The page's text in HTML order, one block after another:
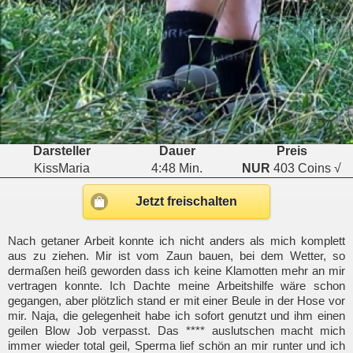
Darsteller Dauer
Preis
KissMaria
4:48 Min. NUR 403 Coins √
Jetzt freischalten
Nach getaner Arbeit konnte ich nicht anders als mich komplett
aus zu ziehen. Mir ist vom Zaun bauen, bei dem Wetter, so
dermaßen heiß geworden dass ich keine Klamotten mehr an mir
vertragen konnte. Ich Dachte meine Arbeitshilfe wäre schon
gegangen, aber plötzlich stand er mit einer Beule in der Hose vor
mir. Naja, die gelegenheit habe ich sofort genutzt und ihm einen
geilen Blow Job verpasst. Das **** auslutschen macht mich
immer wieder total geil, Sperma lief schön an mir runter und ich